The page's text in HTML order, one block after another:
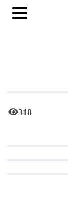
318